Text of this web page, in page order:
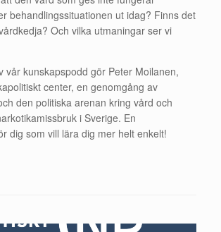
behandlingssituationen ut idag? Finns det
Och vilka utmaningar ser vi
vår kunskapspodd gör Peter Moilanen,
center, en genomgång av
den politiska arenan kring vård och
i Sverige. En
dig som vill lära dig mer helt enkelt!